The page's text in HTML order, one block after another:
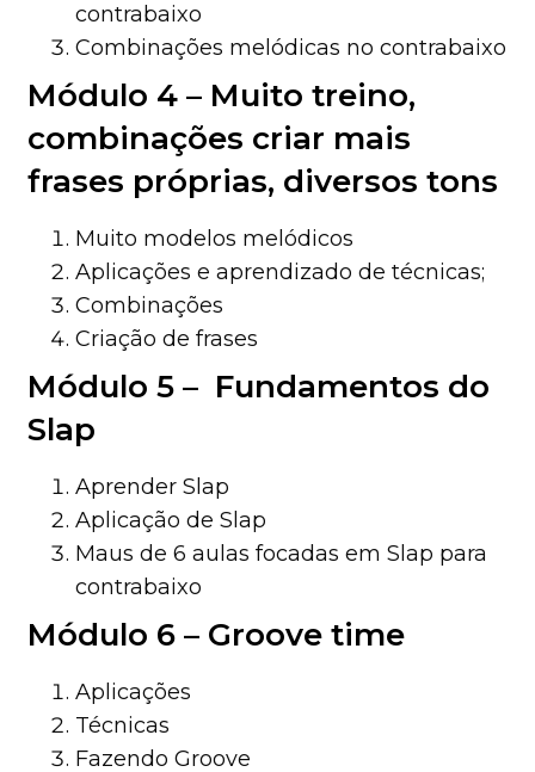
contrabaixo
Combinações melódicas no contrabaixo
Módulo 4 – Muito treino,
combinações criar mais
frases próprias, diversos tons
Muito modelos melódicos
Aplicações e aprendizado de técnicas;
Combinações
Criação de frases
Módulo 5 – Fundamentos do
Slap
Aprender Slap
Aplicação de Slap
Maus de 6 aulas focadas em Slap para
contrabaixo
Módulo 6 – Groove time
Aplicações
Técnicas
Fazendo Groove